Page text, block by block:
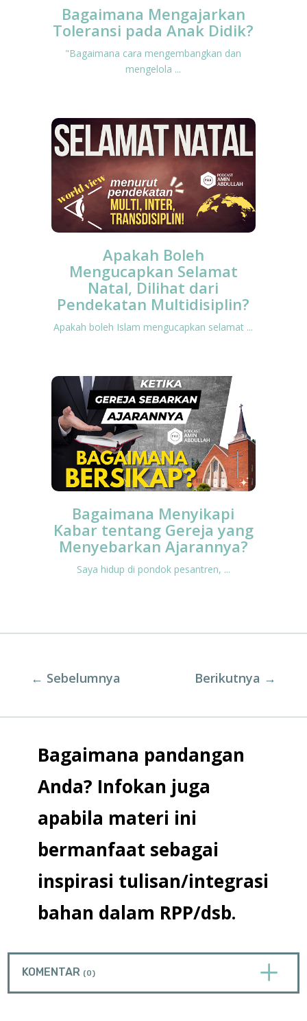
Bagaimana Mengajarkan
Toleransi pada Anak Didik?
"Bagaimana cara mengembangkan dan
mengelola ...
Apakah Boleh
Mengucapkan Selamat
Natal, Dilihat dari
Pendekatan Multidisiplin?
Apakah boleh Islam mengucapkan selamat ...
Bagaimana Menyikapi
Kabar tentang Gereja yang
Menyebarkan Ajarannya?
Saya hidup di pondok pesantren, ...
← Sebelumnya Berikutnya →
Bagaimana pandangan
Anda? Infokan juga
apabila materi ini
bermanfaat sebagai
inspirasi tulisan/integrasi
bahan dalam RPP/dsb.
KOMENTAR (0) L